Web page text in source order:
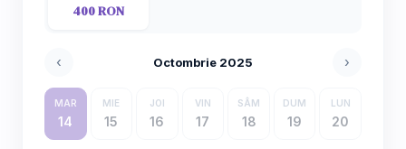
400 RON
‹ Octombrie 2025 ›
MAR
14
MIE
15
JOI
16
VIN
17
SÂM
18
DUM
19
LUN
20